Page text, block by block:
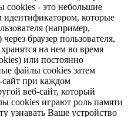
- это небольшие
которые
(например,
браузер пользователя,
на нем во время
или постоянно
файлы cookies затем
при каждом
веб-сайт, который
cookies играют роль памяти
узнавать Ваше устройство